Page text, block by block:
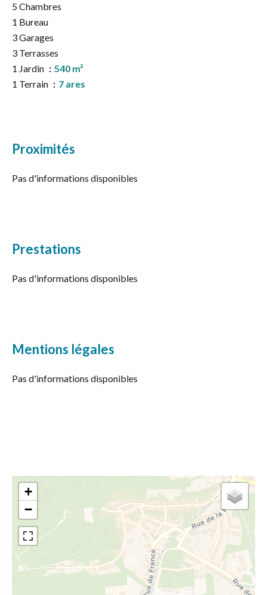
5 Chambres
1 Bureau
3 Garages
3 Terrasses
1 Jardin
540 m²
1 Terrain
7 ares
Proximités
Pas d'informations disponibles
Prestations
Pas d'informations disponibles
Mentions légales
Pas d'informations disponibles
+
−